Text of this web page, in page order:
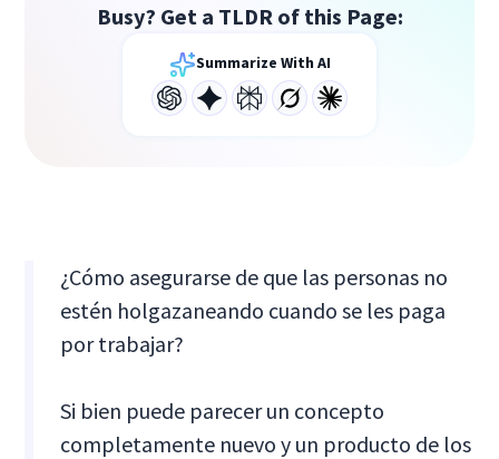
Busy? Get a TLDR of this Page:
Summarize With AI
¿Cómo asegurarse de que las personas no
estén holgazaneando cuando se les paga
por trabajar?
Si bien puede parecer un concepto
completamente nuevo y un producto de los